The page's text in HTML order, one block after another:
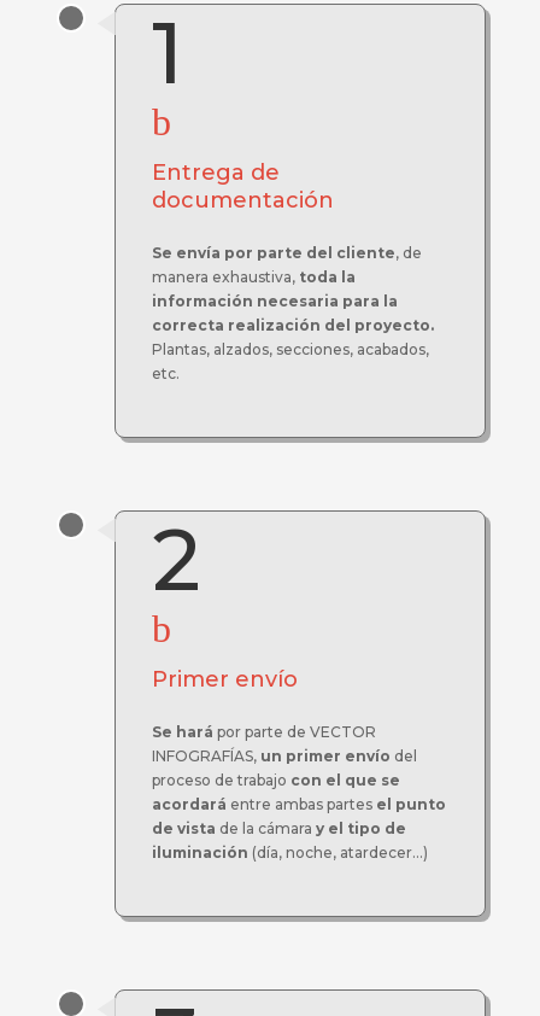
1
b
Entrega de
documentación
Se envía por parte del cliente, de
manera exhaustiva, toda la
información necesaria para la
correcta realización del proyecto.
Plantas, alzados, secciones, acabados,
etc.
2
b
Primer envío
Se hará por parte de VECTOR
INFOGRAFÍAS, un primer envío del
proceso de trabajo con el que se
acordará entre ambas partes el punto
de vista de la cámara y el tipo de
iluminación (día, noche, atardecer...)